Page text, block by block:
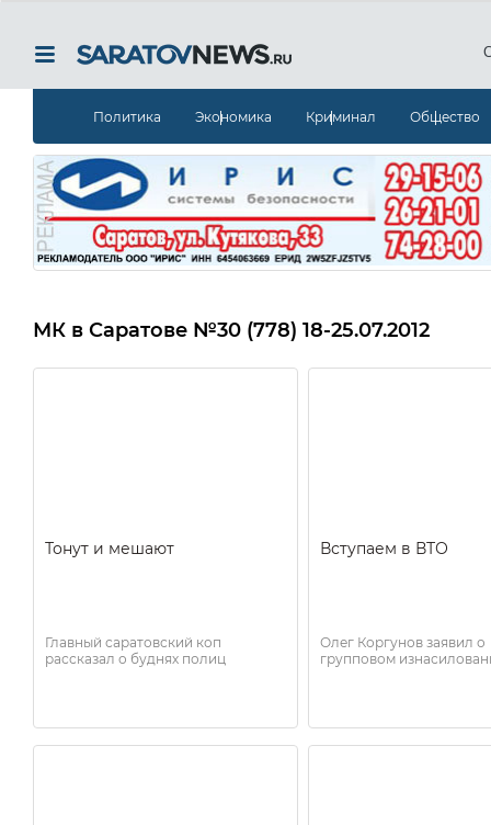
Политика Экономика Криминал Общество
МК в Саратове №30 (778) 18-25.07.2012
Тонут и мешают
Главный саратовский коп
рассказал о буднях полиц
Вступаем в ВТО
Олег Коргунов заявил о
групповом